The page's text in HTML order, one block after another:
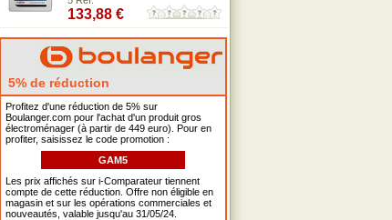
133,88 €
5% de réduction
Profitez d'une réduction de 5% sur
Boulanger.com pour l'achat d'un produit gros
électroménager (à partir de 449 euro). Pour en
profiter, saisissez le code promotion :
GAM5
Les prix affichés sur i-Comparateur tiennent
compte de cette réduction. Offre non éligible en
magasin et sur les opérations commerciales et
nouveautés, valable jusqu'au 31/05/24.